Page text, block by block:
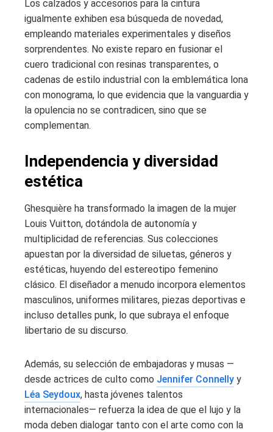
Los calzados y accesorios para la cintura
igualmente exhiben esa búsqueda de novedad,
empleando materiales experimentales y diseños
sorprendentes. No existe reparo en fusionar el
cuero tradicional con resinas transparentes, o
cadenas de estilo industrial con la emblemática lona
con monograma, lo que evidencia que la vanguardia y
la opulencia no se contradicen, sino que se
complementan.
Independencia y diversidad
estética
Ghesquière ha transformado la imagen de la mujer
Louis Vuitton, dotándola de autonomía y
multiplicidad de referencias. Sus colecciones
apuestan por la diversidad de siluetas, géneros y
estéticas, huyendo del estereotipo femenino
clásico. El diseñador a menudo incorpora elementos
masculinos, uniformes militares, piezas deportivas e
incluso detalles punk, lo que subraya el enfoque
libertario de su discurso.
Además, su selección de embajadoras y musas —
desde actrices de culto como Jennifer Connelly y
Léa Seydoux, hasta jóvenes talentos
internacionales— refuerza la idea de que el lujo y la
moda deben dialogar tanto con el arte como con la